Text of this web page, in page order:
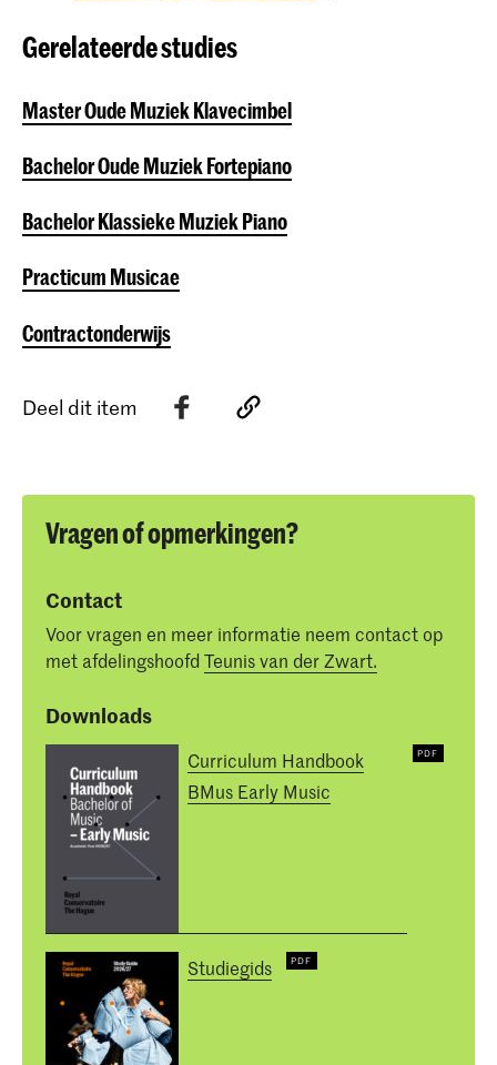
Gerelateerde studies
Master Oude Muziek Klavecimbel
Bachelor Oude Muziek Fortepiano
Bachelor Klassieke Muziek Piano
Practicum Musicae
Contractonderwijs
Deel dit item
Vragen of opmerkingen?
Contact
Voor vragen en meer informatie neem contact op
met afdelingshoofdTeunis van der Zwart.
Downloads
Curriculum Handbook
BMus Early Music
Studiegids